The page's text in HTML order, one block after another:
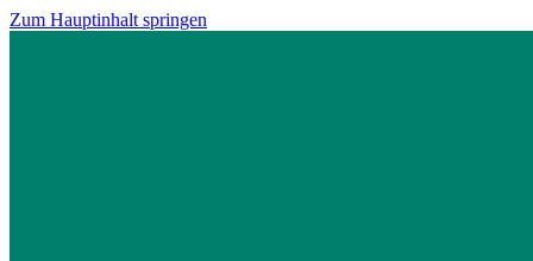
Zum Hauptinhalt springen